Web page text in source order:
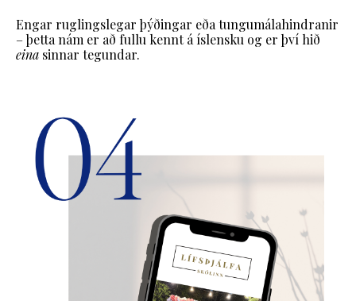
Engar ruglingslegar þýðingar eða tungumálahindranir
– þetta nám er að fullu kennt á íslensku og er því hið
eina sinnar tegundar.